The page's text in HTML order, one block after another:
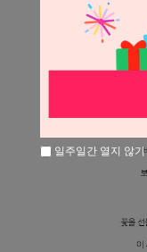
일주일간 열지 않기